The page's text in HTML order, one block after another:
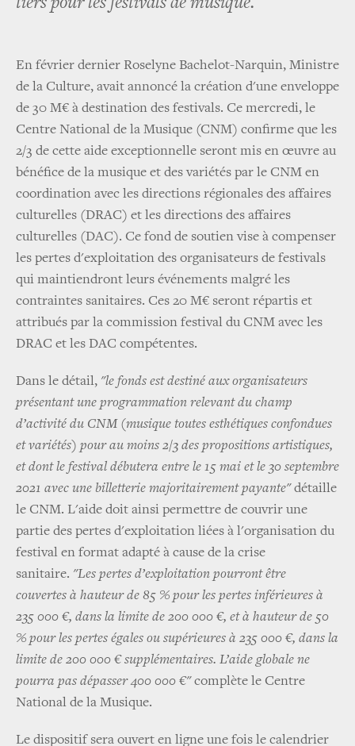
En février dernier Roselyne Bachelot-Narquin, Ministre
de la Culture, avait annoncé la création d'une enveloppe
de 30 M€ à destination des festivals. Ce mercredi, le
Centre National de la Musique (CNM) confirme que les
2/3 de cette aide exceptionnelle seront mis en œuvre au
bénéfice de la musique et des variétés par le CNM en
coordination avec les directions régionales des affaires
culturelles (DRAC) et les directions des affaires
culturelles (DAC). Ce fond de soutien vise à compenser
les pertes d'exploitation des organisateurs de festivals
qui maintiendront leurs événements malgré les
contraintes sanitaires. Ces 20 M€ seront répartis et
attribués par la commission festival du CNM avec les
DRAC et les DAC compétentes.
Dans le détail, "le fonds est destiné aux organisateurs
présentant une programmation relevant du champ
d’activité du CNM (musique toutes esthétiques confondues
et variétés) pour au moins 2/3 des propositions artistiques,
et dont le festival débutera entre le 15 mai et le 30 septembre
2021 avec une billetterie majoritairement payante"détaille
le CNM. L'aide doit ainsi permettre de couvrir une
partie des pertes d'exploitation liées à l'organisation du
festival en format adapté à cause de la crise
sanitaire. "Les pertes d’exploitation pourront être
couvertes à hauteur de 85 % pour les pertes inférieures à
235 000 €, dans la limite de 200 000 €, et à hauteur de 50
% pour les pertes égales ou supérieures à 235 000 €, dans la
limite de 200 000 € supplémentaires. L’aide globale ne
pourra pas dépasser 400 000 €"complète le Centre
National de la Musique.
Le dispositif sera ouvert en ligne une fois le calendrier